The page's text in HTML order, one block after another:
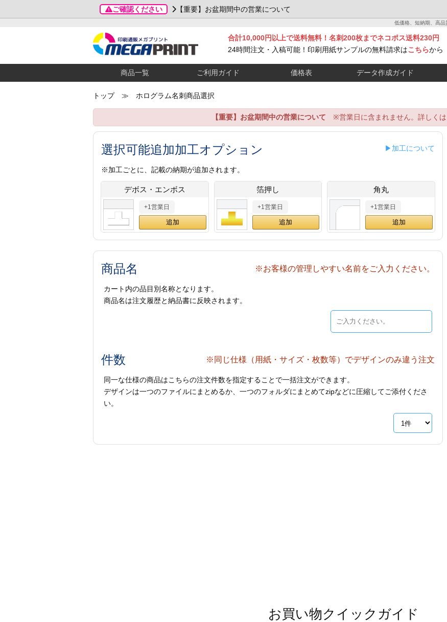
ご確認ください 【重要】お盆期間中の営業について
低価格、短納期、高品
合計10,000円以上で送料無料！名刺200枚までネコポス送料230円
24時間注文・入稿可能！印刷用紙サンプルの無料請求はこちらから
商品一覧 ご利用ガイド 価格表 データ作成ガイド
トップ≫ ホログラム名刺商品選択
【重要】お盆期間中の営業について ※営業日に含まれません。詳しくは
選択可能追加加工オプション ▶加工について
※加工ごとに、記載の納期が追加されます。
デボス・エンボス
+1営業日
箔押し
+1営業日
角丸
+1営業日
商品名 ※お客様の管理しやすい名前をご入力ください。
カート内の品目別名称となります。
商品名は注文履歴と納品書に反映されます。
件数 ※同じ仕様（用紙・サイズ・枚数等）でデザインのみ違う注文
同一な仕様の商品はこちらの注文件数を指定することで一括注文ができます。
デザインは一つのファイルにまとめるか、一つのフォルダにまとめてzipなどに圧縮してご添付くださ
い。
お買い物クイックガイド